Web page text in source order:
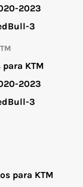
KTM
2023
3